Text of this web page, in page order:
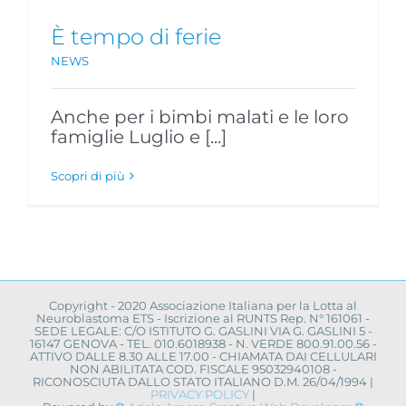
È tempo di ferie
NEWS
Anche per i bimbi malati e le loro
famiglie Luglio e [...]
Scopri di più
Copyright - 2020 Associazione Italiana per la Lotta al
Neuroblastoma ETS - Iscrizione al RUNTS Rep. N° 161061 -
SEDE LEGALE: C/O ISTITUTO G. GASLINI VIA G. GASLINI 5 -
16147 GENOVA - TEL. 010.6018938 - N. VERDE 800.91.00.56 -
ATTIVO DALLE 8.30 ALLE 17.00 - CHIAMATA DAI CELLULARI
NON ABILITATA COD. FISCALE 95032940108 -
RICONOSCIUTA DALLO STATO ITALIANO D.M. 26/04/1994 |
PRIVACY POLICY |